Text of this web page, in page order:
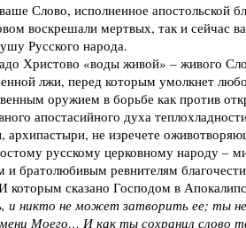
Слово, исполненное апостольской
воскрешали мертвых, так и сейчас
Русского народа.
Христово «воды живой» – живого
лжи, перед которым умолкнет
оружием в борьбе как против
апостасийного духа
не изречете
русскому церковному народу –
и братолюбивым ревнителям
которым сказано Господом в
и никто не может затворить ее; ты
Моего… И как ты сохранил слово